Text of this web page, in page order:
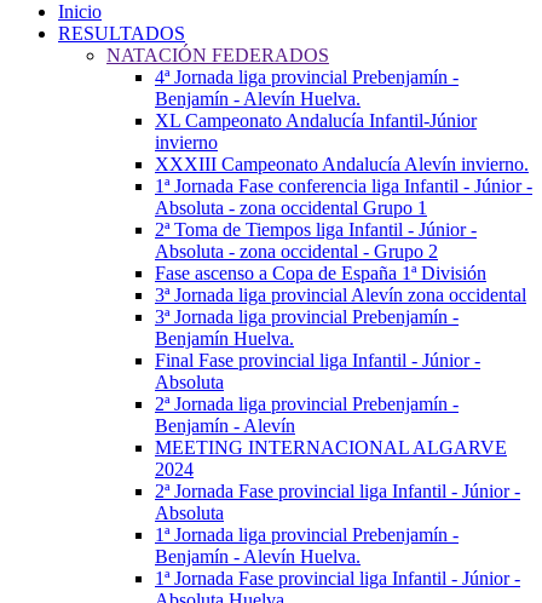
Inicio
RESULTADOS
NATACIÓN FEDERADOS
4ª Jornada liga provincial Prebenjamín -
Benjamín - Alevín Huelva.
XL Campeonato Andalucía Infantil-Júnior
invierno
XXXIII Campeonato Andalucía Alevín invierno.
1ª Jornada Fase conferencia liga Infantil - Júnior -
Absoluta - zona occidental Grupo 1
2ª Toma de Tiempos liga Infantil - Júnior -
Absoluta - zona occidental - Grupo 2
Fase ascenso a Copa de España 1ª División
3ª Jornada liga provincial Alevín zona occidental
3ª Jornada liga provincial Prebenjamín -
Benjamín Huelva.
Final Fase provincial liga Infantil - Júnior -
Absoluta
2ª Jornada liga provincial Prebenjamín -
Benjamín - Alevín
MEETING INTERNACIONAL ALGARVE
2024
2ª Jornada Fase provincial liga Infantil - Júnior -
Absoluta
1ª Jornada liga provincial Prebenjamín -
Benjamín - Alevín Huelva.
1ª Jornada Fase provincial liga Infantil - Júnior -